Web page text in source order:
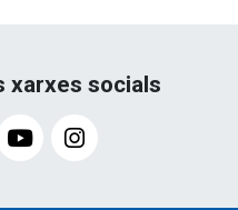
xarxes socials